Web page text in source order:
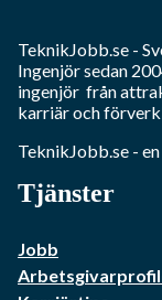
TeknikJobb.se -
Ingenjörsedan
ingenjör från
karriär och
TeknikJobb.se -
Tjänster
Jobb